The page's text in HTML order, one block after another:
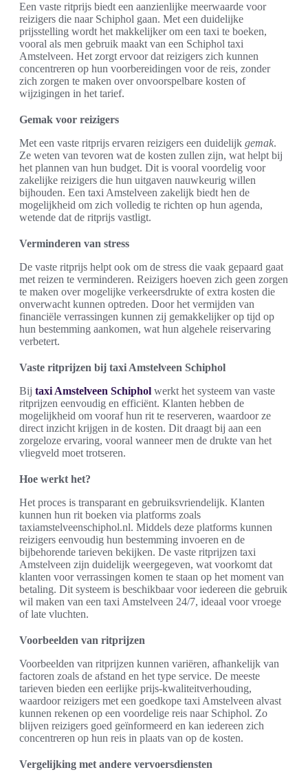
Een vaste ritprijs biedt een aanzienlijke meerwaarde voor
reizigers die naar Schiphol gaan. Met een duidelijke
prijsstelling wordt het makkelijker om een taxi te boeken,
vooral als men gebruik maakt van een Schiphol taxi
Amstelveen. Het zorgt ervoor dat reizigers zich kunnen
concentreren op hun voorbereidingen voor de reis, zonder
zich zorgen te maken over onvoorspelbare kosten of
wijzigingen in het tarief.
Gemak voor reizigers
Met een vaste ritprijs ervaren reizigers een duidelijk gemak.
Ze weten van tevoren wat de kosten zullen zijn, wat helpt bij
het plannen van hun budget. Dit is vooral voordelig voor
zakelijke reizigers die hun uitgaven nauwkeurig willen
bijhouden. Een taxi Amstelveen zakelijk biedt hen de
mogelijkheid om zich volledig te richten op hun agenda,
wetende dat de ritprijs vastligt.
Verminderen van stress
De vaste ritprijs helpt ook om de stress die vaak gepaard gaat
met reizen te verminderen. Reizigers hoeven zich geen zorgen
te maken over mogelijke verkeersdrukte of extra kosten die
onverwacht kunnen optreden. Door het vermijden van
financiële verrassingen kunnen zij gemakkelijker op tijd op
hun bestemming aankomen, wat hun algehele reiservaring
verbetert.
Vaste ritprijzen bij taxi Amstelveen Schiphol
Bij taxi Amstelveen Schiphol werkt het systeem van vaste
ritprijzen eenvoudig en efficiënt. Klanten hebben de
mogelijkheid om vooraf hun rit te reserveren, waardoor ze
direct inzicht krijgen in de kosten. Dit draagt bij aan een
zorgeloze ervaring, vooral wanneer men de drukte van het
vliegveld moet trotseren.
Hoe werkt het?
Het proces is transparant en gebruiksvriendelijk. Klanten
kunnen hun rit boeken via platforms zoals
taxiamstelveenschiphol.nl. Middels deze platforms kunnen
reizigers eenvoudig hun bestemming invoeren en de
bijbehorende tarieven bekijken. De vaste ritprijzen taxi
Amstelveen zijn duidelijk weergegeven, wat voorkomt dat
klanten voor verrassingen komen te staan op het moment van
betaling. Dit systeem is beschikbaar voor iedereen die gebruik
wil maken van een taxi Amstelveen 24/7, ideaal voor vroege
of late vluchten.
Voorbeelden van ritprijzen
Voorbeelden van ritprijzen kunnen variëren, afhankelijk van
factoren zoals de afstand en het type service. De meeste
tarieven bieden een eerlijke prijs-kwaliteitverhouding,
waardoor reizigers met een goedkope taxi Amstelveen alvast
kunnen rekenen op een voordelige reis naar Schiphol. Zo
blijven reizigers goed geïnformeerd en kan iedereen zich
concentreren op hun reis in plaats van op de kosten.
Vergelijking met andere vervoersdiensten